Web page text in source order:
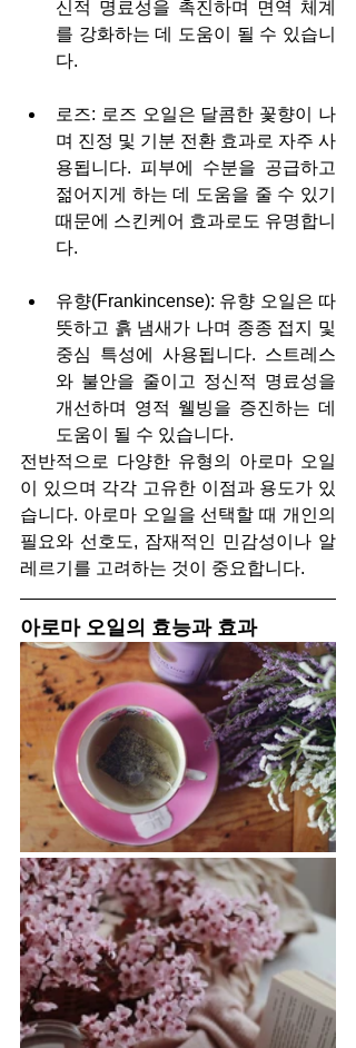
신적 명료성을 촉진하며 면역 체계
를 강화하는 데 도움이 될 수 있습니
다.
로즈: 로즈 오일은 달콤한 꽃향이 나
며 진정 및 기분 전환 효과로 자주 사
용됩니다. 피부에 수분을 공급하고
젊어지게 하는 데 도움을 줄 수 있기
때문에 스킨케어 효과로도 유명합니
다.
유향(Frankincense): 유향 오일은 따
뜻하고 흙 냄새가 나며 종종 접지 및
중심 특성에 사용됩니다. 스트레스
와 불안을 줄이고 정신적 명료성을
개선하며 영적 웰빙을 증진하는 데
도움이 될 수 있습니다.
전반적으로 다양한 유형의 아로마 오일
이 있으며 각각 고유한 이점과 용도가 있
습니다. 아로마 오일을 선택할 때 개인의
필요와 선호도, 잠재적인 민감성이나 알
레르기를 고려하는 것이 중요합니다.
아로마 오일의 효능과 효과